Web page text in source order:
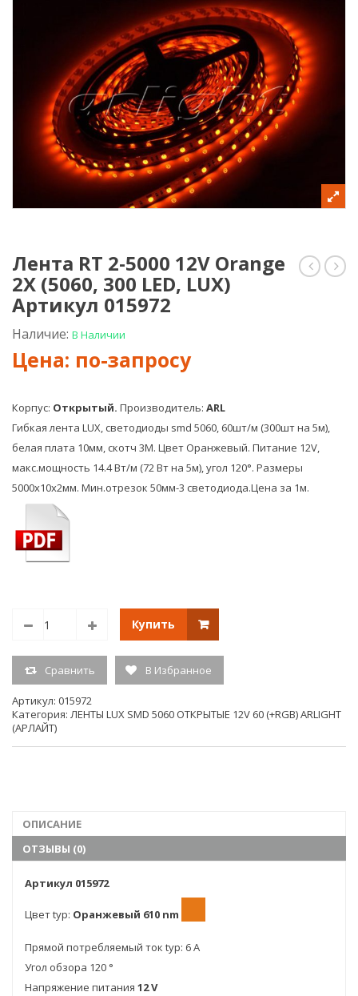
RT
W)
Артикул
016246
RT
LUX)
Лента RT 2-5000 12V Orange
2X (5060, 300 LED, LUX)
Артикул 015972
Наличие: В Наличии
Корпус: Открытый. Производитель: ARL
Гибкая лента LUX, светодиоды smd 5060, 60шт/м (300шт на 5м),
белая плата 10мм, скотч 3М. Цвет Оранжевый. Питание 12V,
макс.мощность 14.4 Вт/м (72 Вт на 5м), угол 120°. Размеры
5000х10х2мм. Мин.отрезок 50мм-3 светодиода.Цена за 1м.
Купить
Сравнить В Избранное
Артикул: 015972
Категория: ЛЕНТЫ LUX SMD 5060 ОТКРЫТЫЕ 12V 60 (+RGB) ARLIGHT
(АРЛАЙТ)
ОПИСАНИЕ
ОТЗЫВЫ (0)
Артикул 015972
Цвет typ: Оранжевый 610 nm
Прямой потребляемый ток typ: 6 A
Угол обзора 120 °
Напряжение питания 12 V